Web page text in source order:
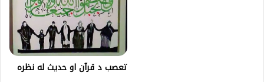
تعصب د قرآن او حدیث له نظره